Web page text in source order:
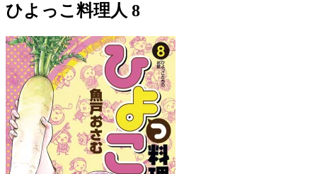
ひよっこ料理人 8